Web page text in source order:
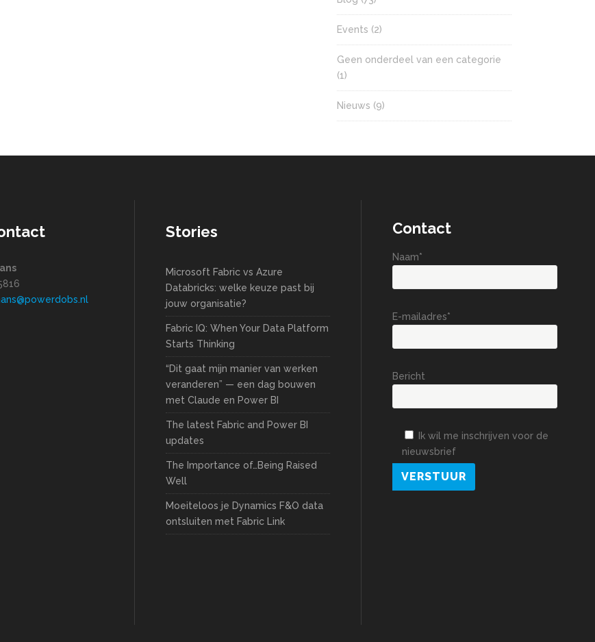
Events (2)
Geen onderdeel van een categorie
(1)
Nieuws (9)
Stories
Microsoft Fabric vs Azure
Databricks: welke keuze past bij
jouw organisatie?
Fabric IQ: When Your Data Platform
Starts Thinking
“Dit gaat mijn manier van werken
veranderen” — een dag bouwen
met Claude en Power BI
The latest Fabric and Power BI
updates
The Importance of…Being Raised
Well
Moeiteloos je Dynamics F&O data
ontsluiten met Fabric Link
Contact
Naam*
E-mailadres*
Bericht
Ik wil me inschrijven voor de
nieuwsbrief